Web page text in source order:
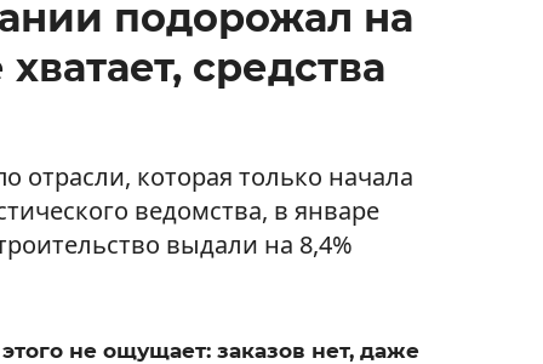
подорожал на
средства
отрасли, которая только начала
ведомства, в январе
выдали на 8,4%
не ощущает: заказов нет, даже